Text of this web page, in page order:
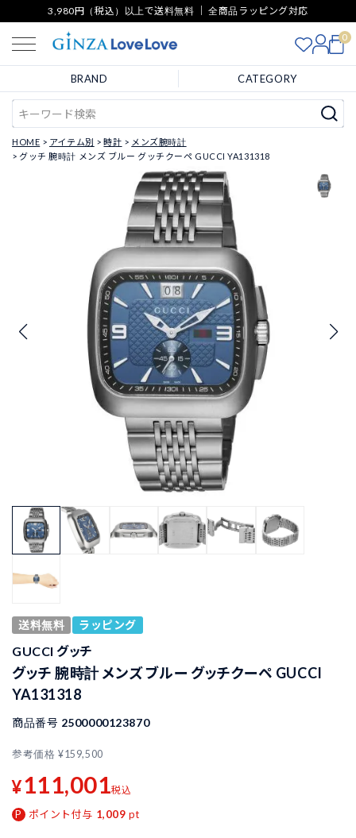
3,980円（税込）以上で送料無料 ｜ 全商品ラッピング対応
0
BRAND CATEGORY
HOME アイテム別 時計
メンズ腕時計
グッチ 腕時計 メンズ ブルー グッチクーペ GUCCI YA131318
送料無料 ラッピング
GUCCI グッチ
グッチ 腕時計 メンズ ブルー グッチクーペ GUCCI
YA131318
商品番号 2500000123870
参考価格 ¥159,500
¥111,001税込
ポイント付与 1,009 pt